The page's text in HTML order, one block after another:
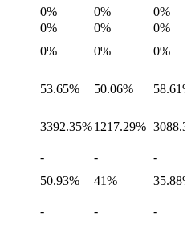
0% 0%
0%
0% 0%
0%
0% 0%
0%
53.65% 50.06%
3392.35%1217.29%
- -
-
50.93% 41%
- - -